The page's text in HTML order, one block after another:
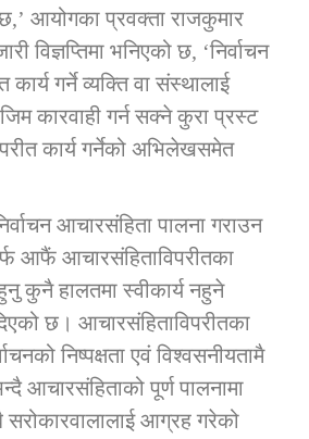
आयोगका प्रवक्ता राजकुमार
विज्ञप्तिमा भनिएको छ, ‘निर्वाचन
कार्य गर्ने व्यक्ति वा संस्थालाई
कारवाही गर्न सक्ने कुरा प्रस्ट
कार्य गर्नेको अभिलेखसमेत
आचारसंहिता पालना गराउन
आफैं आचारसंहिताविपरीतका
कुनै हालतमा स्वीकार्य नहुने
छ। आचारसंहिताविपरीतका
निष्पक्षता एवं विश्वसनीयतामै
आचारसंहिताको पूर्ण पालनामा
सरोकारवालालाई आग्रह गरेको